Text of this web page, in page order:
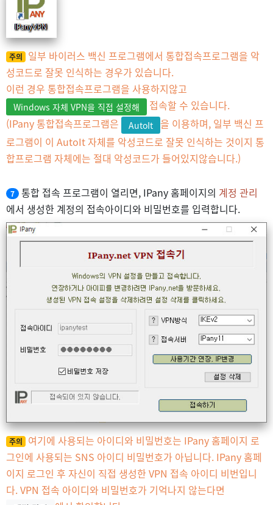
주의
일부 바이러스 백신 프로그램에서 통합접속프로그램을 악
성코드로 잘못 인식하는 경우가 있습니다.
이런 경우 통합접속프로그램을 사용하지않고
Windows 자체 VPN을 직접 설정해
접속할 수 있습니다.
(IPany 통합접속프로그램은
AutoIt 을 이용하며, 일부 백신 프
로그램이 이 AutoIt 자체를 악성코드로 잘못 인식하는 것이지 통
합프로그램 자체에는 절대 악성코드가 들어있지않습니다.)
7 통합 접속 프로그램이 열리면, IPany 홈페이지의 계정 관리
에서 생성한 계정의 접속아이디와 비밀번호를 입력합니다.
주의
여기에 사용되는 아이디와 비밀번호는 IPany 홈페이지 로
그인에 사용되는 SNS 아이디 비밀번호가 아닙니다. IPany 홈페
이지 로그인 후 자신이 직접 생성한 VPN 접속 아이디 비번입니
다. VPN 접속 아이디와 비밀번호가 기억나지 않는다면